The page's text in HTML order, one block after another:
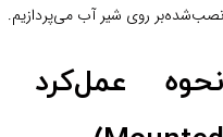
نصب‌شده‌بر روی شیر آب می‌پردازیم.